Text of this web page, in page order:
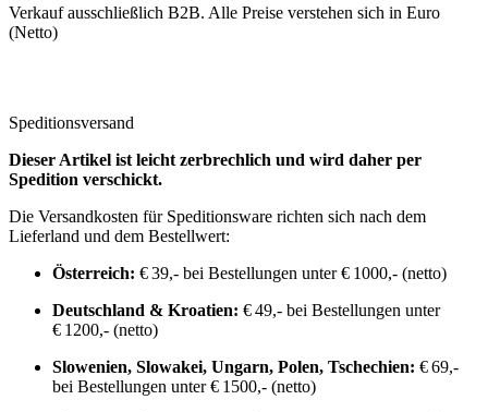
Verkauf ausschließlich B2B. Alle Preise verstehen sich in Euro
(Netto)
Speditionsversand
Dieser Artikel ist leicht zerbrechlich und wird daher per
Spedition verschickt.
Die Versandkosten für Speditionsware richten sich nach dem
Lieferland und dem Bestellwert:
Österreich: € 39,- bei Bestellungen unter € 1000,- (netto)
Deutschland & Kroatien: € 49,- bei Bestellungen unter
€ 1200,- (netto)
Slowenien, Slowakei, Ungarn, Polen, Tschechien: € 69,-
bei Bestellungen unter € 1500,- (netto)